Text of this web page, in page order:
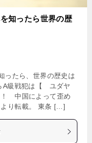
知ったら世界の歴
ったら、世界の歴史は
A級戦犯は【 ユダヤ
中国によって歪め
より転載。 東条 […]